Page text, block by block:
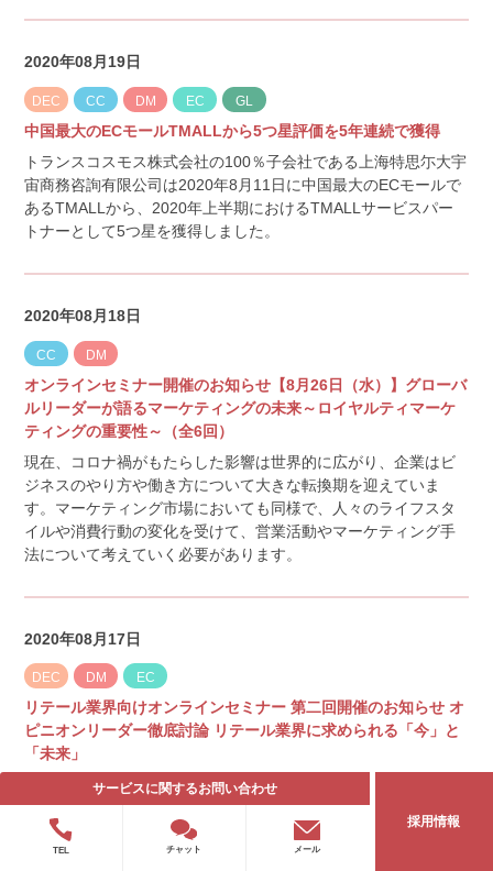
2020年08月19日
DEC CC DM EC GL
中国最大のECモールTMALLから5つ星評価を5年連続で獲得
トランスコスモス株式会社の100％子会社である上海特思尓大宇
宙商務咨詢有限公司は2020年8月11日に中国最大のECモールで
あるTMALLから、2020年上半期におけるTMALLサービスパー
トナーとして5つ星を獲得しました。
2020年08月18日
CC DM
オンラインセミナー開催のお知らせ【8月26日（水）】グローバ
ルリーダーが語るマーケティングの未来～ロイヤルティマーケ
ティングの重要性～（全6回）
現在、コロナ禍がもたらした影響は世界的に広がり、企業はビ
ジネスのやり方や働き方について大きな転換期を迎えていま
す。マーケティング市場においても同様で、人々のライフスタ
イルや消費行動の変化を受けて、営業活動やマーケティング手
法について考えていく必要があります。
2020年08月17日
DEC DM EC
リテール業界向けオンラインセミナー 第二回開催のお知らせ オ
ピニオンリーダー徹底討論 リテール業界に求められる「今」と
「未来」
トランスコスモス株式会社は、オンラインセミナー『オピニオ
ンリーダー徹底討論：リテール業界に求められる「今」と「未
来」』を全3回にわたり開催します。
サービスに関するお問い合わせ
TEL チャット メール
採用情報